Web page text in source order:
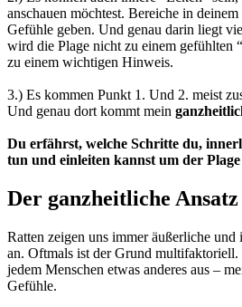
anschauen möchtest. Bereiche in
Gefühle geben. Und genau darin liegt
wird die Plage nicht zu einem gefühlten
zu einem wichtigen Hinweis.
3.) Es kommen Punkt 1. Und 2. meist
Und genau dort kommt mein
Du erfährst, welche Schritte du,
tun und einleiten kannst um der
Der ganzheitliche Ansatz
Ratten zeigen uns immeräußerliche und
an. Oftmals ist der Grund multifaktoriell.
jedem Menschen etwas anderes aus –
Gefühle.